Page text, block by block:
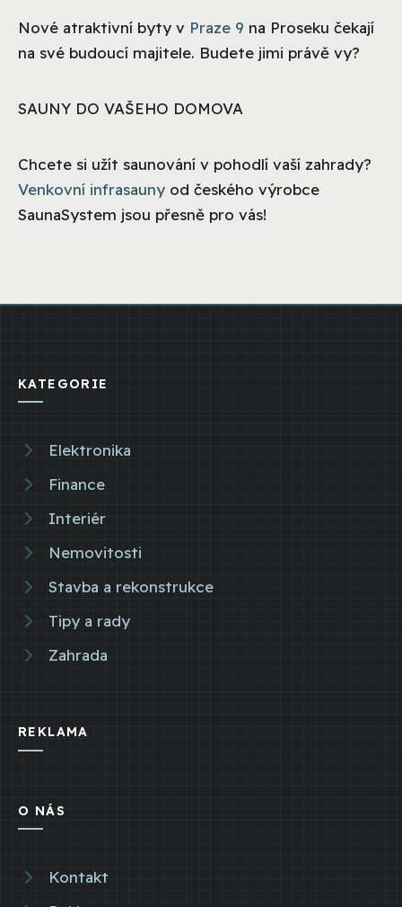
Nové atraktivní byty v Praze 9 na Proseku čekají
na své budoucí majitele. Budete jimi právě vy?
SAUNY DO VAŠEHO DOMOVA
Chcete si užít saunování v pohodlí vaší zahrady?
Venkovní infrasauny od českého výrobce
SaunaSystem jsou přesně pro vás!
KATEGORIE
Elektronika
Finance
Interiér
Nemovitosti
Stavba a rekonstrukce
Tipy a rady
Zahrada
REKLAMA
O NÁS
Kontakt